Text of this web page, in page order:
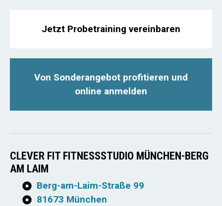
Jetzt Probetraining vereinbaren
Von Sonderangebot profitieren und
online anmelden
CLEVER FIT FITNESSSTUDIO MÜNCHEN-BERG
AM LAIM
Berg-am-Laim-Straße 99
81673 München